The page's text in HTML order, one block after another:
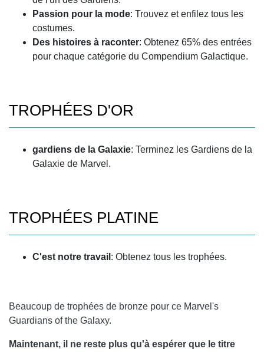
Passion pour la mode: Trouvez et enfilez tous les
costumes.
Des histoires à raconter: Obtenez 65% des entrées
pour chaque catégorie du Compendium Galactique.
TROPHÉES D'OR
gardiens de la Galaxie: Terminez les Gardiens de la
Galaxie de Marvel.
TROPHÉES PLATINE
C'est notre travail : Obtenez tous les trophées.
Beaucoup de trophées de bronze pour ce Marvel's
Guardians of the Galaxy.
Maintenant, il ne reste plus qu'à espérer que le titre